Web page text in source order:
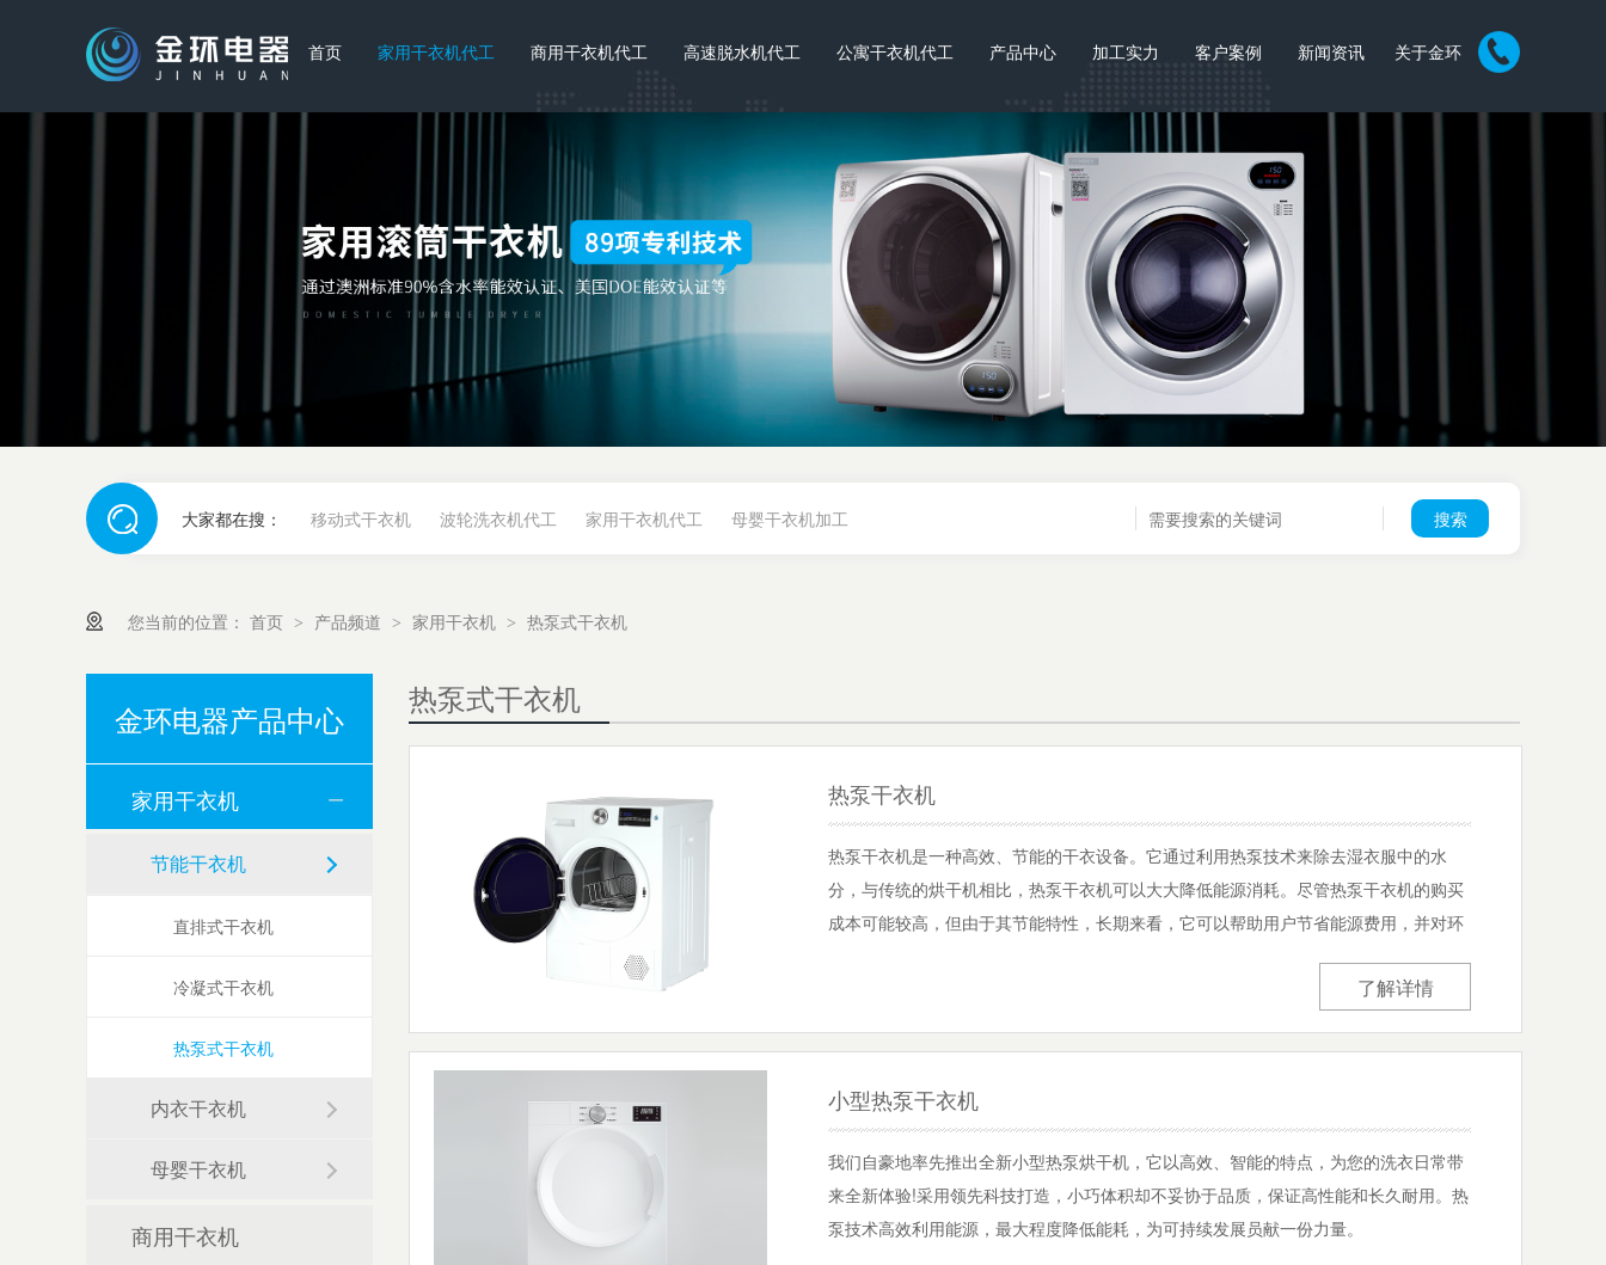
首页 家用干衣机代工 商用干衣机代工 高速脱水机代工 公寓干衣机代工 产品中心 加工实力 客户案例 新闻资讯 关于金环
大家都在搜： 移动式干衣机 波轮洗衣机代工 家用干衣机代工 母婴干衣机加工
您当前的位置： 首页 > 产品频道 > 家用干衣机 > 热泵式干衣机
热泵式干衣机
热泵干衣机
热泵干衣机是一种高效、节能的干衣设备。它通过利用热泵技术来除去湿衣服中的水
分，与传统的烘干机相比，热泵干衣机可以大大降低能源消耗。尽管热泵干衣机的购买
成本可能较高，但由于其节能特性，长期来看，它可以帮助用户节省能源费用，并对环
了解详情
小型热泵干衣机
我们自豪地率先推出全新小型热泵烘干机，它以高效、智能的特点，为您的洗衣日常带
来全新体验!采用领先科技打造，小巧体积却不妥协于品质，保证高性能和长久耐用。热
泵技术高效利用能源，最大程度降低能耗，为可持续发展员献一份力量。
金环电器产品中心
家用干衣机
节能干衣机
直排式干衣机
冷凝式干衣机
热泵式干衣机
内衣干衣机
母婴干衣机
商用干衣机